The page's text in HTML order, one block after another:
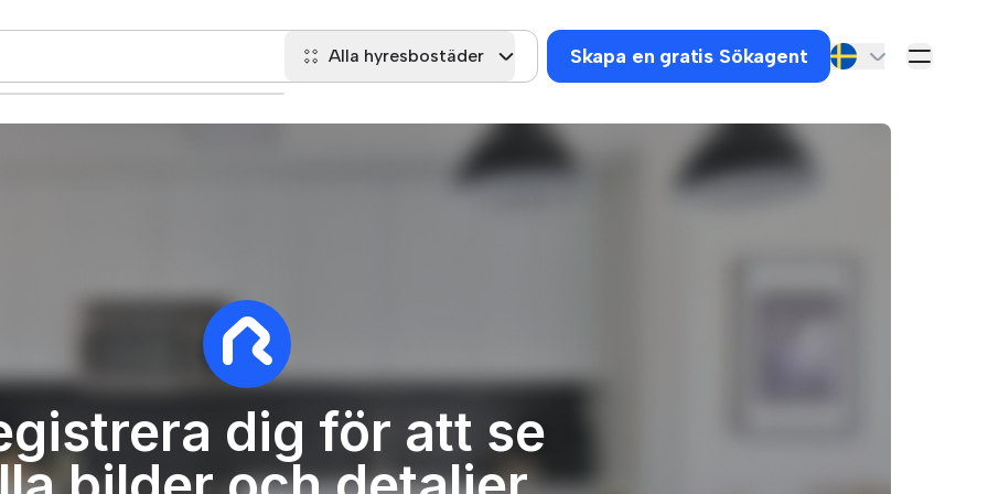
Alla hyresbostäder Skapa en gratis Sökagent
dig för att se